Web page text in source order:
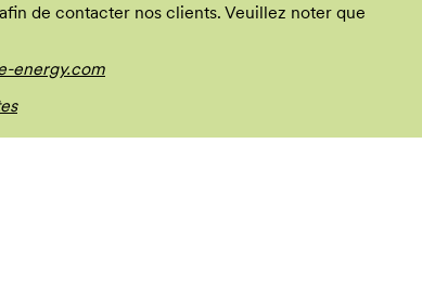
de contacter nos clients. Veuillez noter que
energy.com